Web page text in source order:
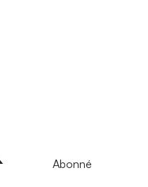
Abonné